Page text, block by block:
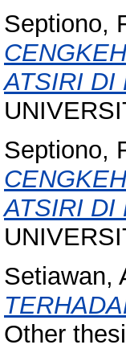
Septiono,
ATSIRI DI
Septiono,
ATSIRI DI
Setiawan,
Other